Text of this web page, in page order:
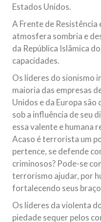
Estados Unidos.
A Frente de
atmosfera sombria e
da República Islâmica
capacidades.
Os líderes do sionismo
maioria das empresas
Unidos e da Europa
sob a influência de seu
essa valente e humana
Acaso é terrorista um
pertence, se defende
criminosos? Pode-se
terrorismo ajudar, por
fortalecendo seus
Os líderes da violenta
piedade sequer pelos